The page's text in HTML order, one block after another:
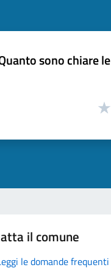
sono chiare
il comune
le domande frequenti